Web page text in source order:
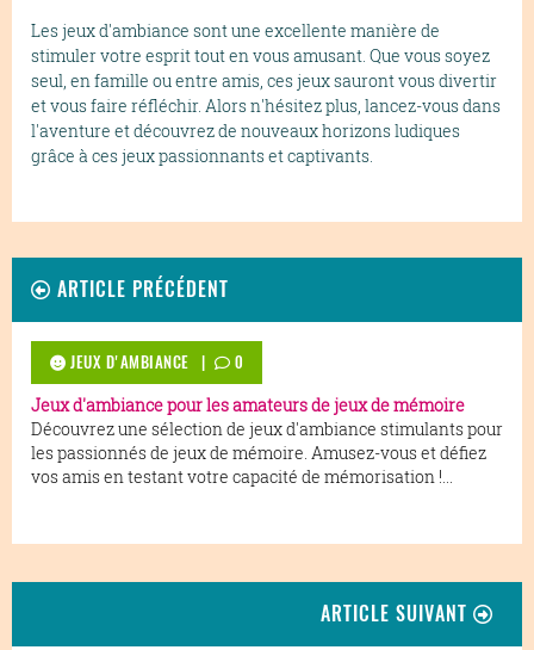
Les jeux d'ambiance sont une excellente manière de
stimuler votre esprit tout en vous amusant. Que vous soyez
seul, en famille ou entre amis, ces jeux sauront vous divertir
et vous faire réfléchir. Alors n'hésitez plus, lancez-vous dans
l'aventure et découvrez de nouveaux horizons ludiques
grâce à ces jeux passionnants et captivants.
ARTICLE PRÉCÉDENT
JEUX D'AMBIANCE | 0
Jeux d'ambiance pour les amateurs de jeux de mémoire
Découvrez une sélection de jeux d'ambiance stimulants pour
les passionnés de jeux de mémoire. Amusez-vous et défiez
vos amis en testant votre capacité de mémorisation !...
ARTICLE SUIVANT